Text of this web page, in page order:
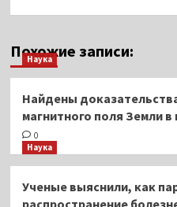
Похожие записи:
Наука
Найдены
магнитного поля Земли
0
Наука
Ученые выяснили, как
распространение